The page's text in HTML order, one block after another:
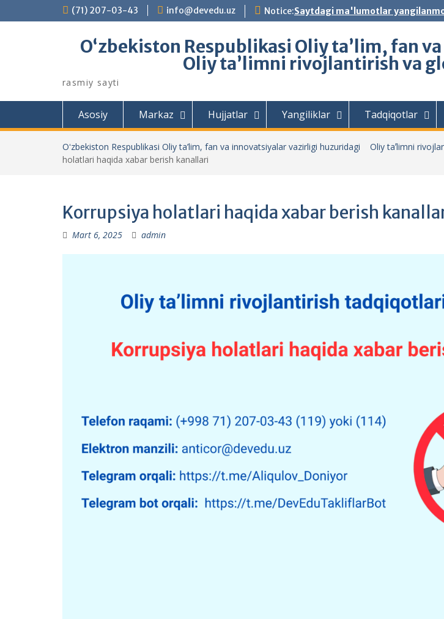
to
(71) 207-03-43 info@devedu.uz Notice:Saytdagi ma'lumotlar
Oʻzbekiston Respublikasi Oliy ta’lim, fan
Oliy taʼlimni rivojlantirish va
rasmiy sayti
Asosiy Markaz Hujjatlar Yangiliklar Tadqiqotlar
Oʻzbekiston Respublikasi Oliy ta’lim, fan va innovatsiyalar vazirligi huzuridagi Oliy taʼlimni
holatlari haqida xabar berish kanallari
Korrupsiya holatlari haqida xabar berish
Mart 6, 2025 admin